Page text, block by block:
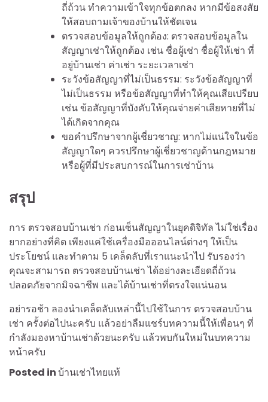
ถี่ถ้วน ทำความเข้าใจทุกข้อตกลง หากมีข้อสงสัย
ให้สอบถามเจ้าของบ้านให้ชัดเจน
ตรวจสอบข้อมูลให้ถูกต้อง: ตรวจสอบข้อมูลใน
สัญญาเช่าให้ถูกต้อง เช่น ชื่อผู้เช่า ชื่อผู้ให้เช่า ที่
อยู่บ้านเช่า ค่าเช่า ระยะเวลาเช่า
ระวังข้อสัญญาที่ไม่เป็นธรรม: ระวังข้อสัญญาที่
ไม่เป็นธรรม หรือข้อสัญญาที่ทำให้คุณเสียเปรียบ
เช่น ข้อสัญญาที่บังคับให้คุณจ่ายค่าเสียหายที่ไม่
ได้เกิดจากคุณ
ขอคำปรึกษาจากผู้เชี่ยวชาญ: หากไม่แน่ใจในข้อ
สัญญาใดๆ ควรปรึกษาผู้เชี่ยวชาญด้านกฎหมาย
หรือผู้ที่มีประสบการณ์ในการเช่าบ้าน
สรุป
การ ตรวจสอบบ้านเช่า ก่อนเซ็นสัญญาในยุคดิจิทัล ไม่ใช่เรื่อง
ยากอย่างที่คิด เพียงแค่ใช้เครื่องมือออนไลน์ต่างๆ ให้เป็น
ประโยชน์ และทำตาม 5 เคล็ดลับที่เราแนะนำไป รับรองว่า
คุณจะสามารถ ตรวจสอบบ้านเช่า ได้อย่างละเอียดถี่ถ้วน
ปลอดภัยจากมิจฉาชีพ และได้บ้านเช่าที่ตรงใจแน่นอน
อย่ารอช้า ลองนำเคล็ดลับเหล่านี้ไปใช้ในการ ตรวจสอบบ้าน
เช่า ครั้งต่อไปนะครับ แล้วอย่าลืมแชร์บทความนี้ให้เพื่อนๆ ที่
กำลังมองหาบ้านเช่าด้วยนะครับ แล้วพบกันใหม่ในบทความ
หน้าครับ
Posted inบ้านเช่าไทยแท้